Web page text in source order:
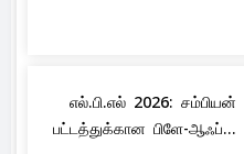
எல்.பி.எல் 2026: சம்பியன்
பட்டத்துக்கான பிளே-ஆஃப்...